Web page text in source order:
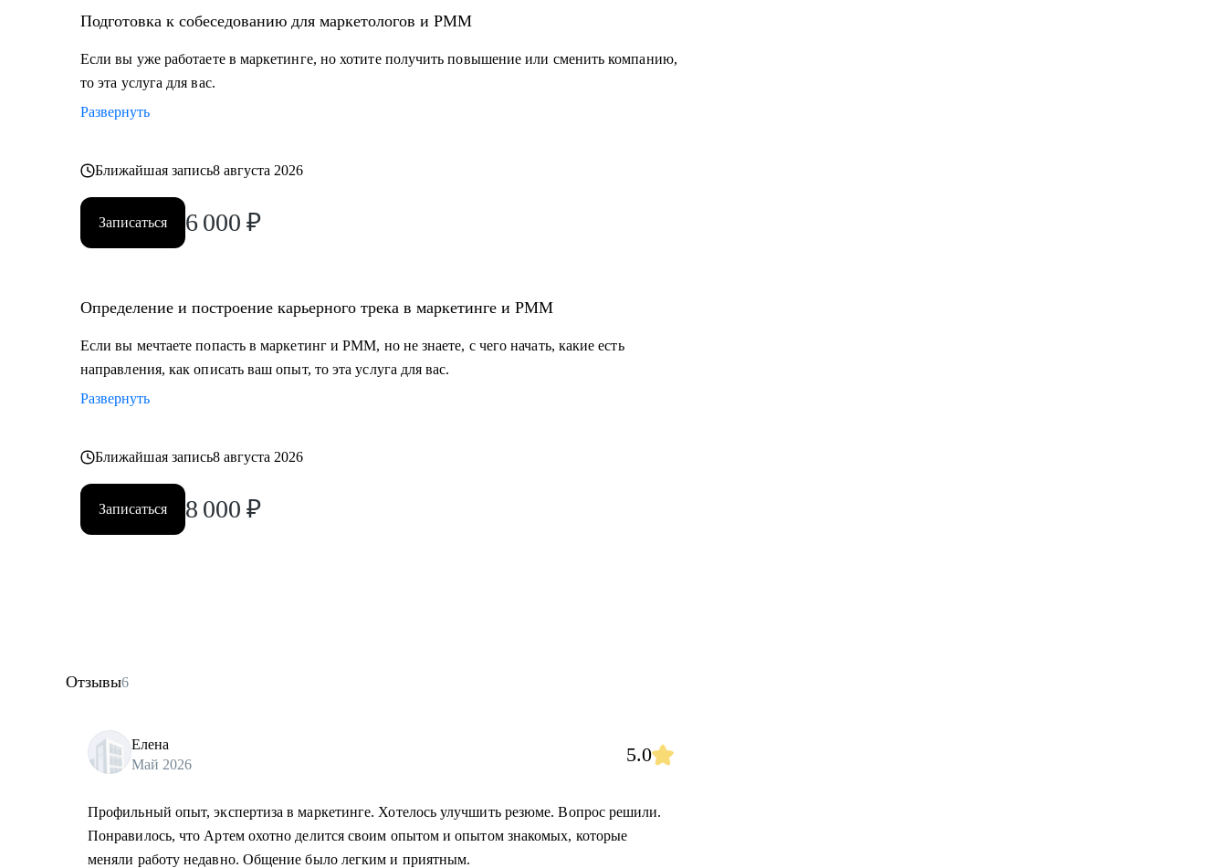
• Новичкам в маркетинге, кто уже попал в сферу и хочет развиваться дальше, сменить компанию,
получить новый грейд.
• Middle/senior специалистам в маркетинге и PMM для получения консультаций по разного рода
• Всем, кто точно понимает, что хочет попасть в Digital-маркетинг и PMM, но не знает, какие
бывают направления, с чего можно начать, в какую сторону двигаться.
Подготовка к собеседованию для маркетологов и PMM
Если вы уже работаете в маркетинге, но хотите получить повышение или сменить компанию,
то эта услуга для вас.
Развернуть
Ближайшая запись8 августа 2026
Записаться 6 000 ₽
Определение и построение карьерного трека в маркетинге и PMM
Если вы мечтаете попасть в маркетинг и PMM, но не знаете, с чего начать, какие есть
направления, как описать ваш опыт, то эта услуга для вас.
Развернуть
Ближайшая запись8 августа 2026
Записаться 8 000 ₽
Отзывы6
Елена
Май 2026
5.0
Профильный опыт, экспертиза в маркетинге. Хотелось улучшить резюме. Вопрос решили.
Понравилось, что Артем охотно делится своим опытом и опытом знакомых, которые
меняли работу недавно. Общение было легким и приятным.